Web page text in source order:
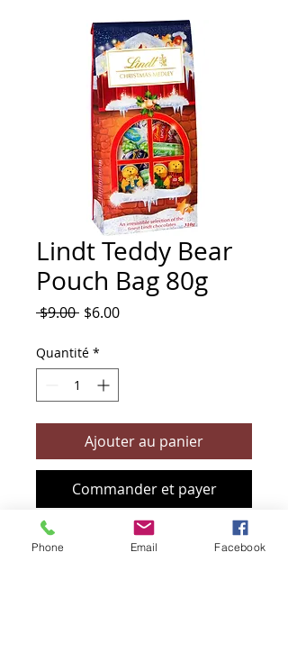
Lindt Teddy Bear
Pouch Bag 80g
$9.00 Prix
$6.00Prix
Quantité *
Ajouter au panier
Commander et payer
Phone Email Facebook